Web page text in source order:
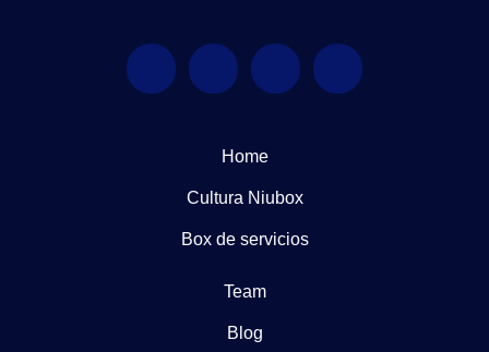
Home
Cultura Niubox
Box de servicios
Team
Blog